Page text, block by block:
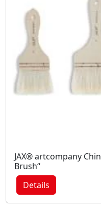
JAX® artcompany
Brush“
Details